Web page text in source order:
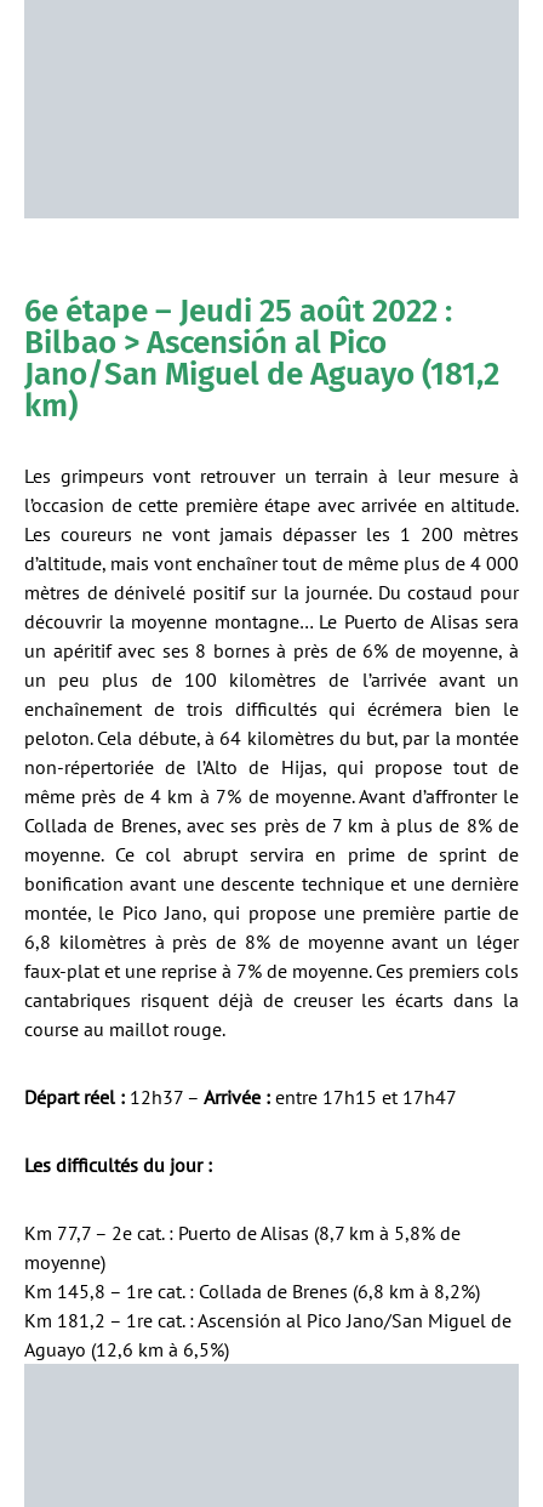
6e étape – Jeudi 25 août 2022 :
Bilbao > Ascensión al Pico
Jano/San Miguel de Aguayo (181,2
km)
Les grimpeurs vont retrouver un terrain à leur mesure à
l’occasion de cette première étape avec arrivée en altitude.
Les coureurs ne vont jamais dépasser les 1 200 mètres
d’altitude, mais vont enchaîner tout de même plus de 4 000
mètres de dénivelé positif sur la journée. Du costaud pour
découvrir la moyenne montagne… Le Puerto de Alisas sera
un apéritif avec ses 8 bornes à près de 6% de moyenne, à
un peu plus de 100 kilomètres de l’arrivée avant un
enchaînement de trois difficultés qui écrémera bien le
peloton. Cela débute, à 64 kilomètres du but, par la montée
non-répertoriée de l’Alto de Hijas, qui propose tout de
même près de 4 km à 7% de moyenne. Avant d’affronter le
Collada de Brenes, avec ses près de 7 km à plus de 8% de
moyenne. Ce col abrupt servira en prime de sprint de
bonification avant une descente technique et une dernière
montée, le Pico Jano, qui propose une première partie de
6,8 kilomètres à près de 8% de moyenne avant un léger
faux-plat et une reprise à 7% de moyenne. Ces premiers cols
cantabriques risquent déjà de creuser les écarts dans la
course au maillot rouge.
Départ réel : 12h37 – Arrivée : entre 17h15 et 17h47
Les difficultés du jour :
Km 77,7 – 2e cat. : Puerto de Alisas (8,7 km à 5,8% de
moyenne)
Km 145,8 – 1re cat. : Collada de Brenes (6,8 km à 8,2%)
Km 181,2 – 1re cat. : Ascensión al Pico Jano/San Miguel de
Aguayo (12,6 km à 6,5%)